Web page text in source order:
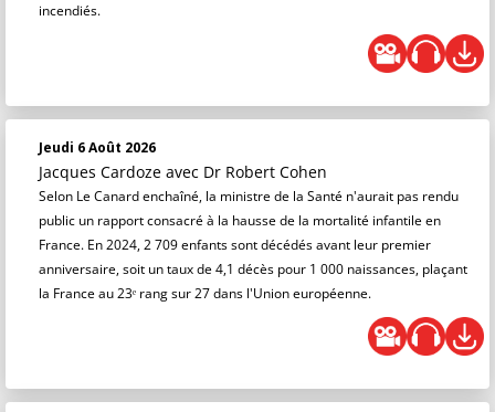
incendiés.
Jeudi 6 Août 2026
Jacques Cardoze avec Dr Robert Cohen
Selon Le Canard enchaîné, la ministre de la Santé n'aurait pas rendu
public un rapport consacré à la hausse de la mortalité infantile en
France. En 2024, 2 709 enfants sont décédés avant leur premier
anniversaire, soit un taux de 4,1 décès pour 1 000 naissances, plaçant
la France au 23ᵉ rang sur 27 dans l'Union européenne.